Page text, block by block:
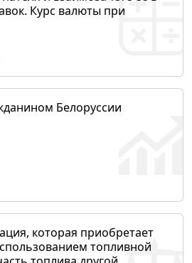
Курс валюты при
Белоруссии
которая приобретает
топливной